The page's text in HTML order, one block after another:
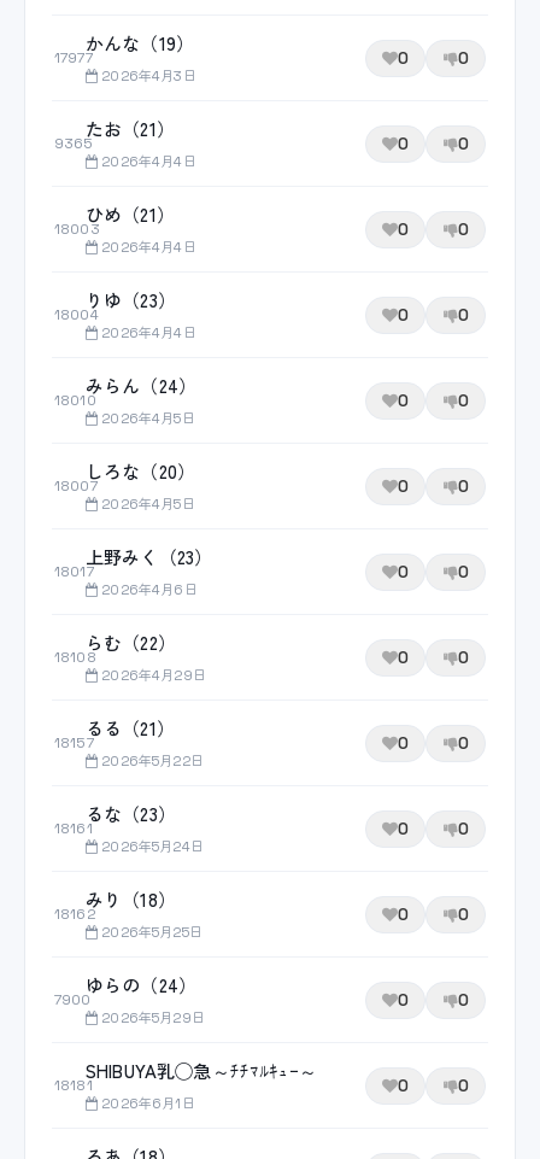
17977
かんな（19）
2026年4月3日
0 0
9365
たお（21）
2026年4月4日
0 0
18003
ひめ（21）
2026年4月4日
0 0
18004
りゆ（23）
2026年4月4日
0 0
18010
みらん（24）
2026年4月5日
0 0
18007
しろな（20）
2026年4月5日
0 0
18017
上野みく（23）
2026年4月6日
0 0
18108
らむ（22）
2026年4月29日
0 0
18157
るる（21）
2026年5月22日
0 0
18161
るな（23）
2026年5月24日
0 0
18162
みり（18）
2026年5月25日
0 0
7900
ゆらの（24）
2026年5月29日
0 0
18181
SHIBUYA乳◯急～ﾁﾁﾏﾙｷｭｰ～
2026年6月1日
0 0